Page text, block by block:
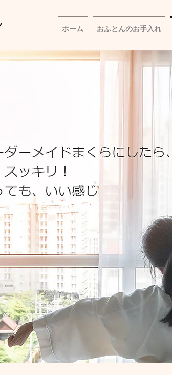
ホーム おふとんのお手入れ